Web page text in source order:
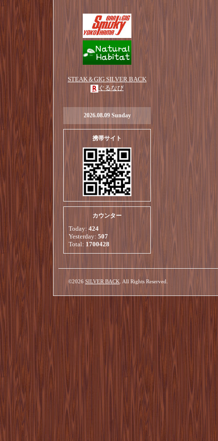
STEAK＆GIG SILVER BACK
ぐるなび
2026.08.09 Sunday
携帯サイト
カウンター
Today: 424
Yesterday: 507
Total: 1700428
©2026 SILVER BACK . All Rights Reserved.